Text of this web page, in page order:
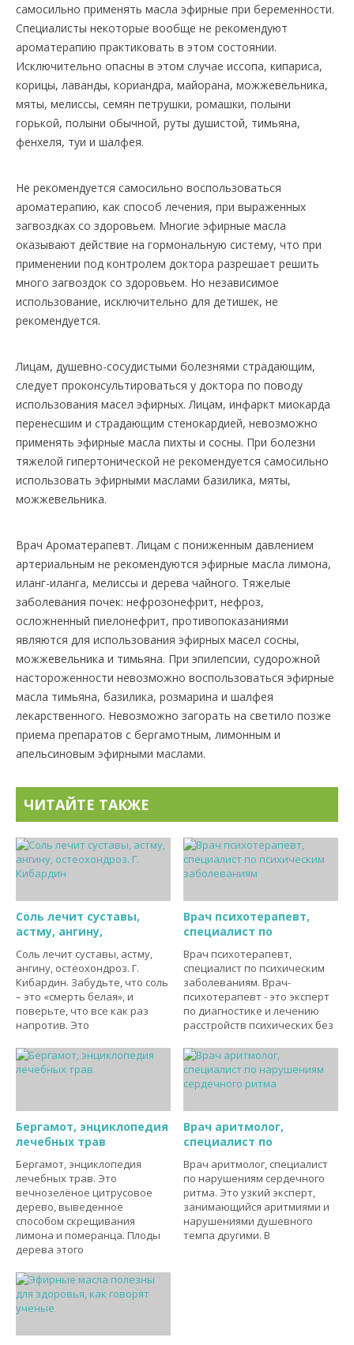
самосильно применять масла эфирные при беременности.
Специалисты некоторые вообще не рекомендуют
ароматерапию практиковать в этом состоянии.
Исключительно опасны в этом случае иссопа, кипариса,
корицы, лаванды, кориандра, майорана, можжевельника,
мяты, мелиссы, семян петрушки, ромашки, полыни
горькой, полыни обычной, руты душистой, тимьяна,
фенхеля, туи и шалфея.
Не рекомендуется самосильно воспользоваться
ароматерапию, как способ лечения, при выраженных
загвоздках со здоровьем. Многие эфирные масла
оказывают действие на гормональную систему, что при
применении под контролем доктора разрешает решить
много загвоздок со здоровьем. Но независимое
использование, исключительно для детишек, не
рекомендуется.
Лицам, душевно-сосудистыми болезнями страдающим,
следует проконсультироваться у доктора по поводу
использования масел эфирных. Лицам, инфаркт миокарда
перенесшим и страдающим стенокардией, невозможно
применять эфирные масла пихты и сосны. При болезни
тяжелой гипертонической не рекомендуется самосильно
использовать эфирными маслами базилика, мяты,
можжевельника.
Врач Ароматерапевт. Лицам с пониженным давлением
артериальным не рекомендуются эфирные масла лимона,
иланг-иланга, мелиссы и дерева чайного. Тяжелые
заболевания почек: нефрозонефрит, нефроз,
осложненный пиелонефрит, противопоказаниями
являются для использования эфирных масел сосны,
можжевельника и тимьяна. При эпилепсии, судорожной
настороженности невозможно воспользоваться эфирные
масла тимьяна, базилика, розмарина и шалфея
лекарственного. Невозможно загорать на светило позже
приема препаратов с бергамотным, лимонным и
апельсиновым эфирными маслами.
ЧИТАЙТЕ ТАКЖЕ
Соль лечит суставы,
астму, ангину,
Соль лечит суставы, астму,
ангину, остеохондроз. Г.
Кибардин. Забудьте, что соль
– это «смерть белая», и
поверьте, что все как раз
напротив. Это
Врач психотерапевт,
специалист по
Врач психотерапевт,
специалист по психическим
заболеваниям. Врач-
психотерапевт - это эксперт
по диагностике и лечению
расстройств психических без
Бергамот, энциклопедия
лечебных трав
Бергамот, энциклопедия
лечебных трав. Это
вечнозелёное цитрусовое
дерево, выведенное
способом скрещивания
лимона и померанца. Плоды
дерева этого
Врач аритмолог,
специалист по
Врач аритмолог, специалист
по нарушениям сердечного
ритма. Это узкий эксперт,
занимающийся аритмиями и
нарушениями душевного
темпа другими. В